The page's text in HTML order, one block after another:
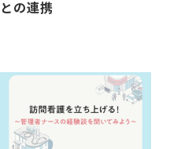
との連携